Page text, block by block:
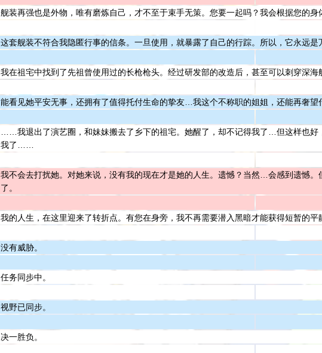
舰装再强也是外物，唯有磨炼自己，才不至于束手无策。您要一起吗？我会根据您的身
这套舰装不符合我隐匿行事的信条。一旦使用，就暴露了自己的行踪。所以，它永远是
我在祖宅中找到了先祖曾使用过的长枪枪头。经过研发部的改造后，甚至可以刺穿深海
能看见她平安无事，还拥有了值得托付生命的挚友…我这个不称职的姐姐，还能再奢望
……我退出了演艺圈，和妹妹搬去了乡下的祖宅。她醒了，却不记得我了…但这样也
我了……
我不会去打扰她。对她来说，没有我的现在才是她的人生。遗憾？当然…会感到遗憾
了。
我的人生，在这里迎来了转折点。有您在身旁，我不再需要潜入黑暗才能获得短暂的平
没有威胁。
任务同步中。
视野已同步。
决一胜负。